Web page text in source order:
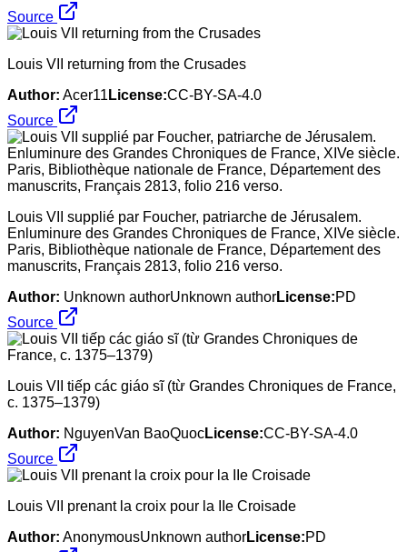
Source
Louis VII returning from the Crusades
Author: Acer11 License:CC-BY-SA-4.0
Source
Louis VII supplié par Foucher, patriarche de Jérusalem.
Enluminure des Grandes Chroniques de France, XIVe siècle.
Paris, Bibliothèque nationale de France, Département des
manuscrits, Français 2813, folio 216 verso.
Author: Unknown authorUnknown authorLicense:PD
Source
Louis VII tiếp các giáo sĩ (từ Grandes Chroniques de France,
c. 1375–1379)
Author: NguyenVan BaoQuocLicense:CC-BY-SA-4.0
Source
Louis VII prenant la croix pour la IIe Croisade
Author: AnonymousUnknown authorLicense:PD